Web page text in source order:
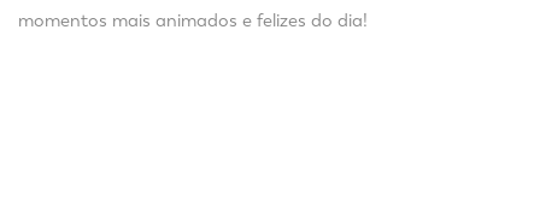
momentos mais animados e felizes do dia!